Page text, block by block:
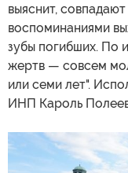
выяснит,
воспоминаниями
зубы погибших. По
жертв — совсем
или семи лет".
ИНП Кароль